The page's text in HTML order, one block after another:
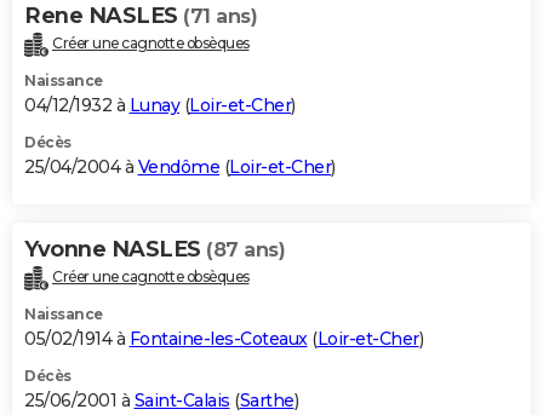
Rene NASLES (71 ans)
Créer une cagnotte obsèques
Naissance
04/12/1932 à Lunay(Loir-et-Cher)
Décès
25/04/2004 à Vendôme (Loir-et-Cher)
Yvonne NASLES (87 ans)
Créer une cagnotte obsèques
Naissance
05/02/1914 à Fontaine-les-Coteaux(Loir-et-Cher)
Décès
25/06/2001 à Saint-Calais (Sarthe)